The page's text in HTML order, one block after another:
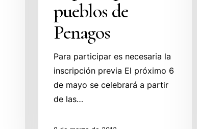
pueblos de
Penagos
Para participar es necesaria la
inscripción previa El próximo 6
de mayo se celebrará a partir
de las…